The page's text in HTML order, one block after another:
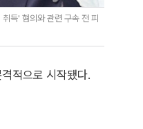
득' 혐의와 관련 구속 전 피
적으로 시작됐다.